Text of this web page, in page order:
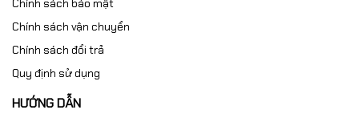
Chính sách bảo mật
Chính sách vận chuyển
Chính sách đổi trả
Quy định sử dụng
HƯỚNG DẪN